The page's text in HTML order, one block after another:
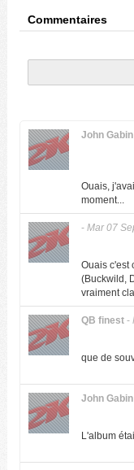
Commentaires
John Gabin
Ouais,
moment...
- Mar 07
Ouais c'est
(Buckwild,
vraiment
QB finest -
que de
John Gabin
L'album